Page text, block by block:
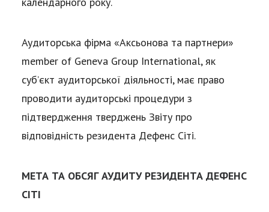
Аудиторська фірма «Аксьонова та партнери»
member of Geneva Group International, як
суб’єкт аудиторської діяльності, має право
проводити аудиторські процедури з
підтвердження тверджень Звіту про
відповідність резидента Дефенс Сіті.
МЕТА ТА ОБСЯГ АУДИТУ РЕЗИДЕНТА ДЕФЕНС
СІТІ